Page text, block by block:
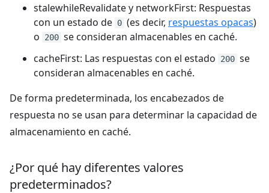
stalewhileRevalidate y networkFirst: Respuestas
con un estado de 0 (es decir, respuestas opacas)
o
200 se consideran almacenables en caché.
cacheFirst: Las respuestas con el estado
200 se
consideran almacenables en caché.
De forma predeterminada, los encabezados de
respuesta no se usan para determinar la capacidad de
almacenamiento en caché.
¿Por qué hay diferentes valores
predeterminados?